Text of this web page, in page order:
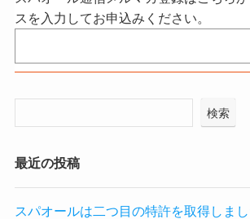
スを入力してお申込みください。
検索
最近の投稿
スパオールは二つ目の特許を取得しま